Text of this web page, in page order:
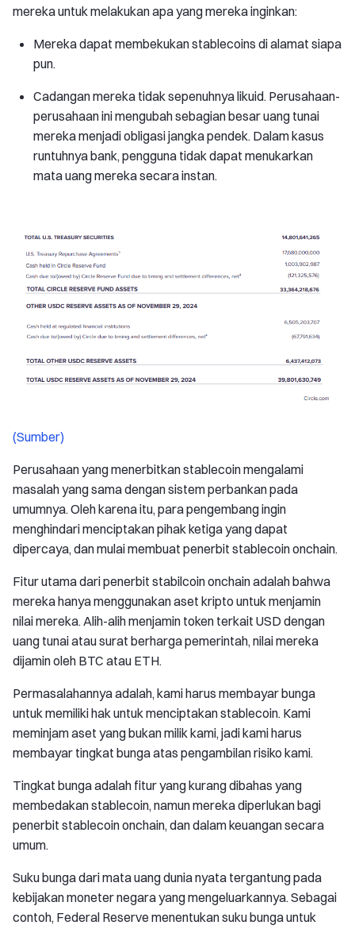
mereka untuk melakukan apa yang mereka inginkan:
Mereka dapat membekukan stablecoins di alamat siapa
pun.
Cadangan mereka tidak sepenuhnya likuid. Perusahaan-
perusahaan ini mengubah sebagian besar uang tunai
mereka menjadi obligasi jangka pendek. Dalam kasus
runtuhnya bank, pengguna tidak dapat menukarkan
mata uang mereka secara instan.
(Sumber)
Perusahaan yang menerbitkan stablecoin mengalami
masalah yang sama dengan sistem perbankan pada
umumnya. Oleh karena itu, para pengembang ingin
menghindari menciptakan pihak ketiga yang dapat
dipercaya, dan mulai membuat penerbit stablecoin onchain.
Fitur utama dari penerbit stabilcoin onchain adalah bahwa
mereka hanya menggunakan aset kripto untuk menjamin
nilai mereka. Alih-alih menjamin token terkait USD dengan
uang tunai atau surat berharga pemerintah, nilai mereka
dijamin oleh BTC atau ETH.
Permasalahannya adalah, kami harus membayar bunga
untuk memiliki hak untuk menciptakan stablecoin. Kami
meminjam aset yang bukan milik kami, jadi kami harus
membayar tingkat bunga atas pengambilan risiko kami.
Tingkat bunga adalah fitur yang kurang dibahas yang
membedakan stablecoin, namun mereka diperlukan bagi
penerbit stablecoin onchain, dan dalam keuangan secara
umum.
Suku bunga dari mata uang dunia nyata tergantung pada
kebijakan moneter negara yang mengeluarkannya. Sebagai
contoh, Federal Reserve menentukan suku bunga untuk